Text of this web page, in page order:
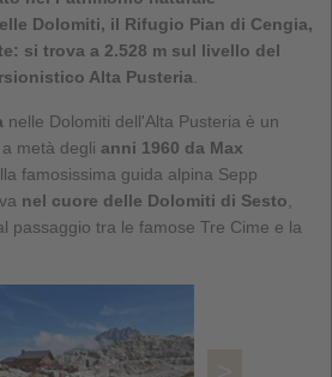
Dolomiti, il Rifugio Pian di Cengia,
si trova a 2.528 m sul livello del
Alta Pusteria
nelle Dolomiti dell'Alta Pusteria è un
a metà degli anni 1960 da Max
famosissima guida alpina Sepp
nel cuore delle Dolomiti di Sesto
passaggio tra le famose Tre Cime e la